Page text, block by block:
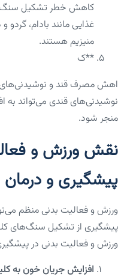
کاهش خطر تشکیل
غذایی مانند بادام، گردو
منیزیم هستند.
**ک
اهش مصرف قند و
نوشیدنی‌های قندی می‌تواند
منجر شود.
نقش ورزش و
پیشگیری و
ورزش و فعالیت بدنی منظم
پیشگیری از تشکیل سنگ‌های
ورزش و فعالیت بدنی در
افزایش جریان خون به